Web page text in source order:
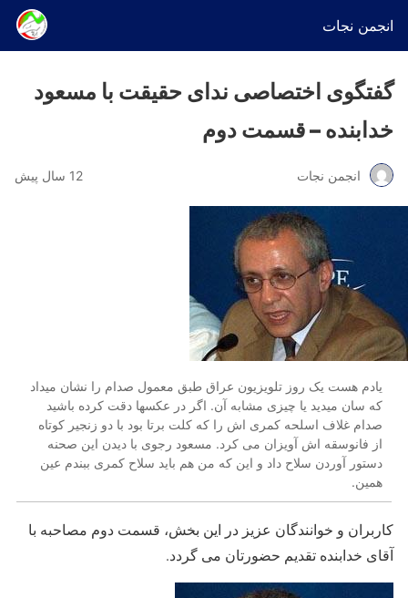
انجمن نجات
گفتگوی اختصاصی ندای حقیقت با مسعود
خدابنده – قسمت دوم
انجمن نجات 12 سال پیش
یادم هست یک روز تلویزیون عراق طبق معمول صدام را نشان میداد
که سان میدید یا چیزی مشابه آن. اگر در عکسها دقت کرده باشید
صدام غلاف اسلحه کمری اش را که کلت برتا بود با دو زنجیر کوتاه
از فانوسقه اش آویزان می کرد. مسعود رجوی با دیدن این صحنه
دستور آوردن سلاح داد و این که من هم باید سلاح کمری ببندم عین
همین.
کاربران و خوانندگان عزیز در این بخش، قسمت دوم مصاحبه با
آقای خدابنده تقدیم حضورتان می گردد.